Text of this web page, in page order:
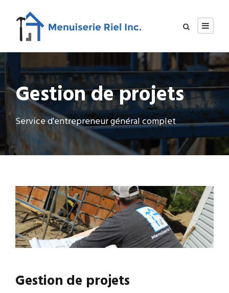
Gestion de projets
Service d'entrepreneur général complet
Gestion de projets